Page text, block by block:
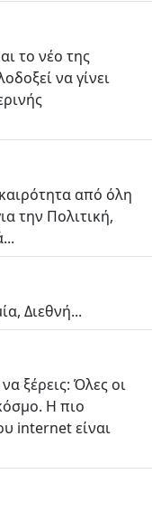
το νέο της
να γίνει
από όλη
την Πολιτική,
Διεθνή...
ξέρεις: Όλες οι
Η πιο
internet είναι